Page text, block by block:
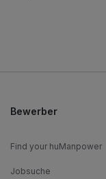
Bewerber
Find your huManpower
Jobsuche